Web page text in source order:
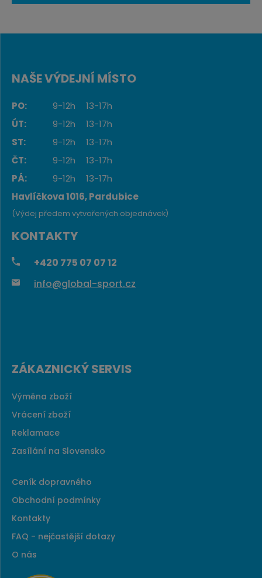
NAŠE VÝDEJNÍ MÍSTO
PO: 9-12h
13-17h
ÚT:
9-12h
13-17h
ST:
9-12h
13-17h
ČT:
9-12h
13-17h
PÁ:
9-12h
13-17h
Havlíčkova 1016, Pardubice
KONTAKTY
+420 775 07 07 12
info@global-sport.cz
(Výdej předem vytvořených objednávek)
ZÁKAZNICKÝ SERVIS
Výměna zboží
Vrácení zboží
Reklamace
Zasílání na Slovensko
Ceník dopravného
Obchodní podmínky
Kontakty
FAQ - nejčastější dotazy
O nás